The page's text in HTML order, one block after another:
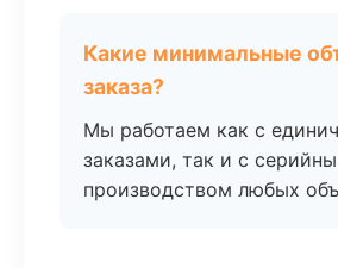
Какие минимальные
заказа?
Мы работаем как с
заказами, так и с
производством любых